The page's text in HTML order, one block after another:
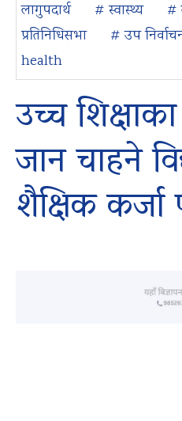
लागुपदार्थ
# स्वास्थ्य #
प्रतिनिधिसभा
# उप
health
उच्च
जान चाहने
शैक्षिक कर्जा